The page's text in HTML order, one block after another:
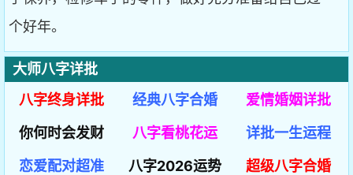
个好年。
大师八字详批
八字终身详批
经典八字合婚
爱情婚姻详批
你何时会发财
八字看桃花运
详批一生运程
恋爱配对超准
八字2026运势
超级八字合婚